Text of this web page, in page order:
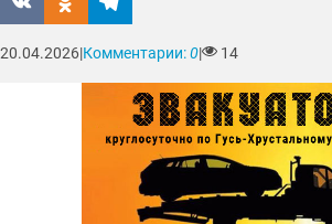
20.04.2026 Комментарии:0 14